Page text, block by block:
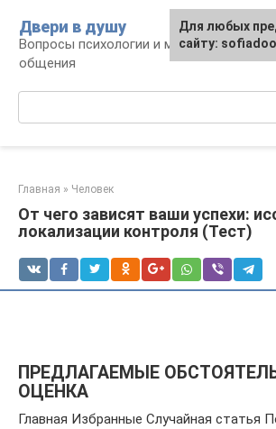
контенту
Двери в душу
Вопросы психологии и межличностного
общения
Главная » Человек
От чего зависят ваши успехи:
локализации контроля (Тест)
ПРЕДЛАГАЕМЫЕ
ОЦЕНКА
Главная Избранные Случайная статья
Для любых
сайту: